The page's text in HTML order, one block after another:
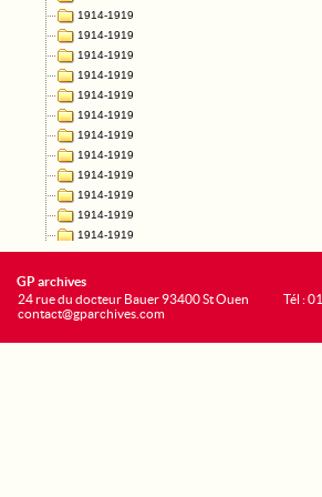
GP archives
24 rue du docteur Bauer 93400 St Ouen
contact@gparchives.com
Tél :